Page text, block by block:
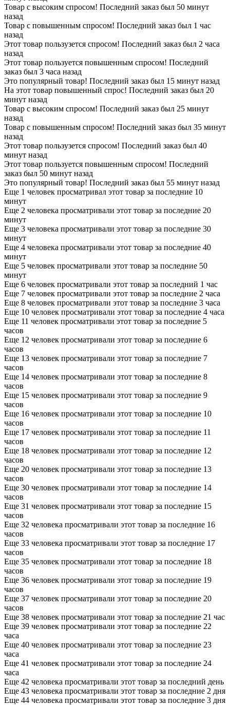
Товар с высоким спросом! Последний заказ был 50 минут
назад
Товар с повышенным спросом! Последний заказ был 1 час
назад
Этот товар пользузется спросом! Последний заказ был 2 часа
назад
Этот товар пользуется повышенным спросом! Последний
заказ был 3 часа назад
Это популярный товар! Последний заказ был 15 минут назад
На этот товар повышенный спрос! Последний заказ был 20
минут назад
Товар с высоким спросом! Последний заказ был 25 минут
назад
Товар с повышенным спросом! Последний заказ был 35 минут
назад
Этот товар пользузется спросом! Последний заказ был 40
минут назад
Этот товар пользуется повышенным спросом! Последний
заказ был 50 минут назад
Это популярный товар! Последний заказ был 55 минут назад
Еще 1 человек просматривал этот товар за последние 10
минут
Еще 2 человека просматривали этот товар за последние 20
минут
Еще 3 человека просматривали этот товар за последние 30
минут
Еще 4 человека просматривали этот товар за последние 40
минут
Еще 5 человек просматривали этот товар за последние 50
минут
Еще 6 человек просматривали этот товар за последний 1 час
Еще 7 человек просматривали этот товар за последние 2 часа
Еще 8 человек просматривали этот товар за последние 3 часа
Еще 10 человек просматривали этот товар за последние 4 часа
Еще 11 человек просматривали этот товар за последние 5
часов
Еще 12 человек просматривали этот товар за последние 6
часов
Еще 13 человек просматривали этот товар за последние 7
часов
Еще 14 человек просматривали этот товар за последние 8
часов
Еще 15 человек просматривали этот товар за последние 9
часов
Еще 16 человек просматривали этот товар за последние 10
часов
Еще 17 человек просматривали этот товар за последние 11
часов
Еще 18 человек просматривали этот товар за последние 12
часов
Еще 20 человек просматривали этот товар за последние 13
часов
Еще 30 человек просматривали этот товар за последние 14
часов
Еще 31 человек просматривали этот товар за последние 15
часов
Еще 32 человека просматривали этот товар за последние 16
часов
Еще 33 человека просматривали этот товар за последние 17
часов
Еще 35 человек просматривали этот товар за последние 18
часов
Еще 36 человек просматривали этот товар за последние 19
часов
Еще 37 человек просматривали этот товар за последние 20
часов
Еще 38 человек просматривали этот товар за последние 21 час
Еще 39 человек просматривали этот товар за последние 22
часа
Еще 40 человек просматривали этот товар за последние 23
часа
Еще 41 человек просматривали этот товар за последние 24
часа
Еще 42 человека просматривали этот товар за последний день
Еще 43 человека просматривали этот товар за последние 2 дня
Еще 44 человека просматривали этот товар за последние 3 дня